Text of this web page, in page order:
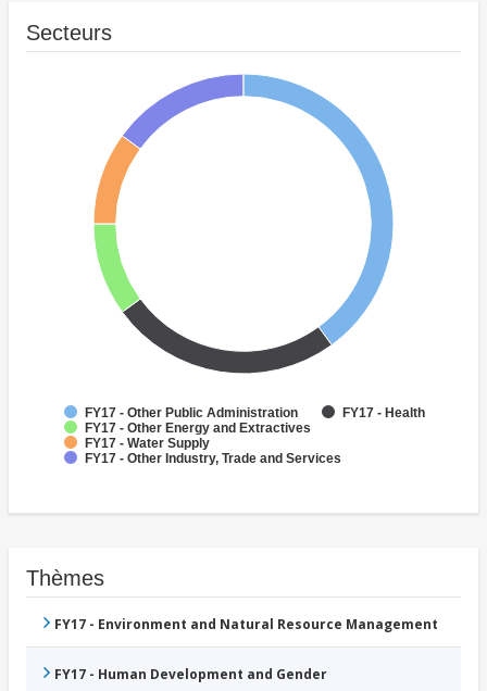
Secteurs
FY17 - Other Public Administration
FY17 - Health
FY17 - Other Energy and Extractives
FY17 - Water Supply
FY17 - Other Industry, Trade and Services
Thèmes
FY17 - Environment and Natural Resource Management
FY17 - Human Development and Gender